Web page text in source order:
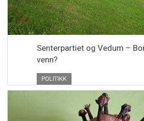
Senterpartiet og Vedum –
venn?
POLITIKK